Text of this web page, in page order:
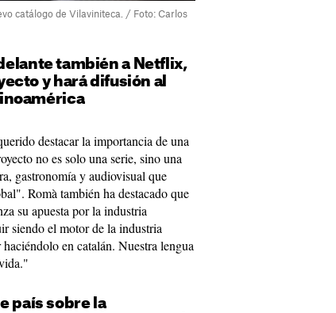
catálogo de Vilaviniteca. / Foto: Carlos
también a Netflix,
y hará difusión al
destacar la importancia de una
no es solo una serie, sino una
gastronomía y audiovisual que
Romà también ha destacado que
su apuesta por la industria
siendo el motor de la industria
en catalán. Nuestra lengua
país sobre la